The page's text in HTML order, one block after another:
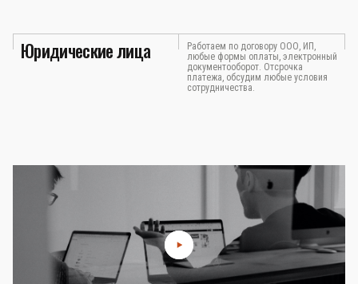
Юридические лица
Работаем по договору ООО, ИП,
любые формы оплаты, электронный
документооборот. Отсрочка
платежа, обсудим любые условия
сотрудничества.